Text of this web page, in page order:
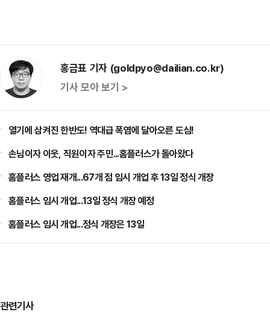
홍금표 기자 (goldpyo@dailian.co.kr)
기사 모아 보기 >
열기에 삼켜진 한반도! 역대급 폭염에 달아오른 도심!
손님이자 이웃, 직원이자 주민...홈플러스가 돌아왔다
홈플러스 영업 재개...67개 점 임시 개업 후 13일 정식 개장
홈플러스 임시 개업...13일 정식 개장 예정
홈플러스 임시 개업...정식 개장은 13일
관련기사